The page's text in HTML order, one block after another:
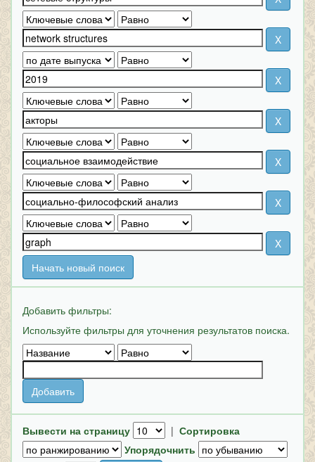
Начать новый поиск
Добавить фильтры:
Используйте фильтры для уточнения результатов поиска.
Вывести на страницу | Сортировка
Упорядочнить